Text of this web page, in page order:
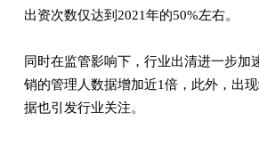
出资次数仅达到2021年的50%左右。
同时在监管影响下，行业出清进一步加
销的管理人数据增加近1倍，此外，出
据也引发行业关注。